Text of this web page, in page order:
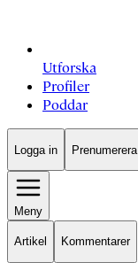
Utforska
Profiler
Poddar
Logga in Prenumerera
Meny
Artikel Kommentarer